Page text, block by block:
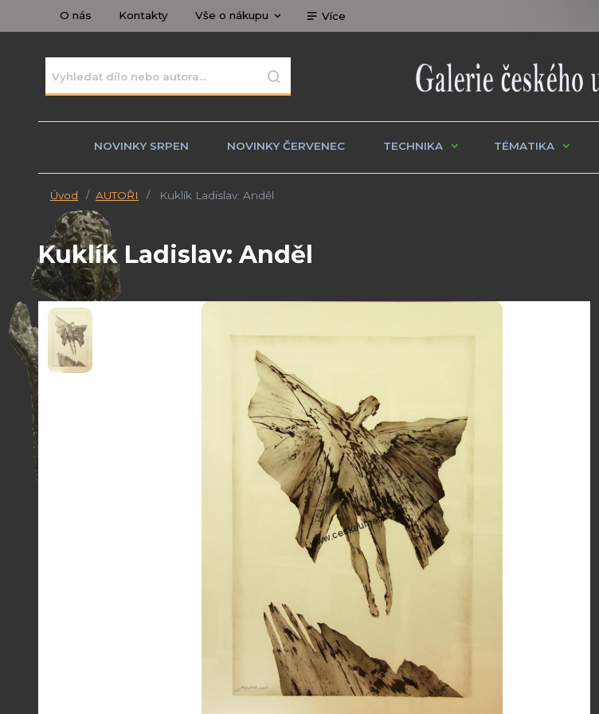
O nás Kontakty Vše o nákupu Více
NOVINKY SRPEN NOVINKY ČERVENEC TECHNIKA TÉMATIKA
Úvod AUTOŘI Kuklík Ladislav: Anděl
Kuklík Ladislav: Anděl